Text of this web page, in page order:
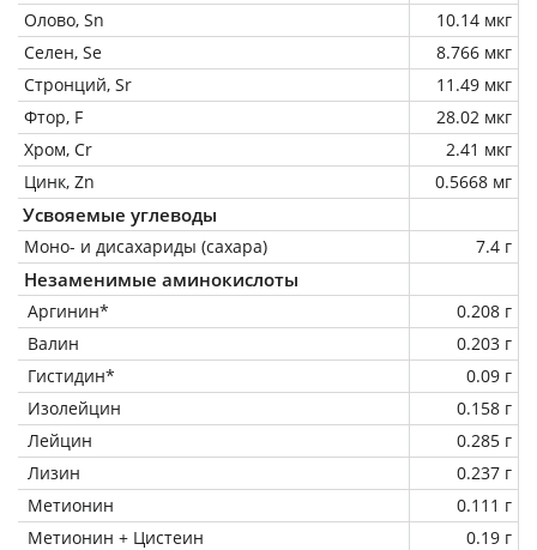
Олово, Sn
10.14 мкг
Селен, Se
8.766 мкг
Стронций, Sr
11.49 мкг
Фтор, F
28.02 мкг
Хром, Cr
2.41 мкг
Цинк, Zn
0.5668 мг
Усвояемые углеводы
Моно- и дисахариды (сахара) 7.4 г
Незаменимые аминокислоты
Аргинин*
0.208 г
Валин
0.203 г
Гистидин*
0.09 г
Изолейцин
0.158 г
Лейцин
0.285 г
Лизин
0.237 г
Метионин
0.111 г
Метионин + Цистеин
0.19 г